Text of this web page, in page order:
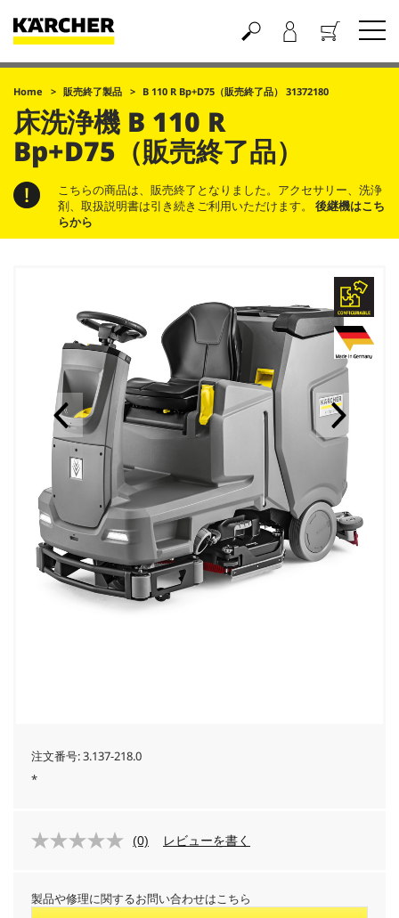
買い物かご
Home 販売終了製品 B 110 R Bp+D75（販売終了品） 31372180
床洗浄機 B 110 R
Bp+D75（販売終了品）
こちらの商品は、販売終了となりました。アクセサリー、洗浄
剤、取扱説明書は引き続きご利用いただけます。 後継機はこち
らから
注文番号:3.137-218.0
*
(0) レビューを書く
製品や修理に関するお問い合わせはこちら